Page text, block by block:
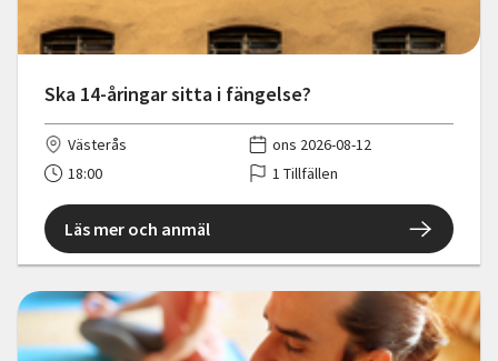
Ska 14-åringar sitta i fängelse?
Västerås
ons 2026-08-12
18:00
1 Tillfällen
Läs mer och anmäl